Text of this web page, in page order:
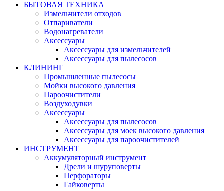
БЫТОВАЯ ТЕХНИКА
Измельчители отходов
Отпариватели
Водонагреватели
Аксессуары
Аксессуары для измельчителей
Аксессуары для пылесосов
КЛИНИНГ
Промышленные пылесосы
Мойки высокого давления
Пароочистители
Воздуходувки
Аксессуары
Аксессуары для пылесосов
Аксессуары для моек высокого давления
Аксессуары для пароочистителей
ИНСТРУМЕНТ
Аккумуляторный инструмент
Дрели и шуруповерты
Перфораторы
Гайковерты